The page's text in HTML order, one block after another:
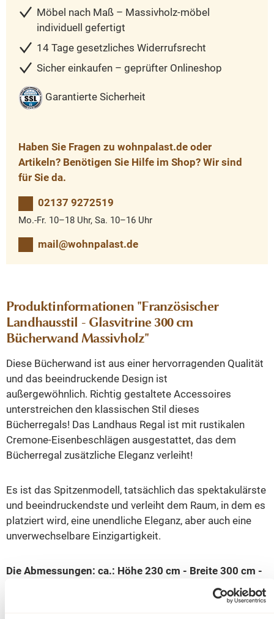
Möbel nach Maß – Massivholz-möbel
individuell gefertigt
14 Tage gesetzliches Widerrufsrecht
Sicher einkaufen – geprüfter Onlineshop
Garantierte Sicherheit
Haben Sie Fragen zu wohnpalast.de oder
Artikeln? Benötigen Sie Hilfe im Shop? Wir sind
für Sie da.
02137 9272519
Mo.-Fr. 10–18 Uhr, Sa. 10–16 Uhr
mail@wohnpalast.de
Produktinformationen "Französischer
Landhausstil - Glasvitrine 300 cm
Bücherwand Massivholz"
Diese Bücherwand ist aus einer hervorragenden Qualität
und das beeindruckende Design ist
außergewöhnlich. Richtig gestaltete Accessoires
unterstreichen den klassischen Stil dieses
Bücherregals! Das Landhaus Regal ist mit rustikalen
Cremone-Eisenbeschlägen ausgestattet, das dem
Bücherregal zusätzliche Eleganz verleiht!
Es ist das Spitzenmodell, tatsächlich das spektakulärste
und beeindruckendste und verleiht dem Raum, in dem es
platziert wird, eine unendliche Eleganz, aber auch eine
unverwechselbare Einzigartigkeit.
Die Abmessungen: ca.: Höhe 230 cm - Breite 300 cm -